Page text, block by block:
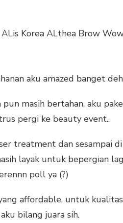
aku amazed banget
pun masih bertahan, aku pake
pergi ke beauty event..
treatment dan sesampai di
layak untuk bepergian
poll ya (?)
affordable, untuk kualitas
bilang juara sih.